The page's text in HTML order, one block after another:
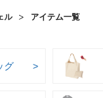
ル アイテム一覧
グ